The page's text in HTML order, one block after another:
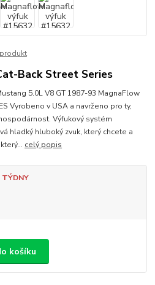
Back Street Series
5.0L V8 GT 1987-93 MagnaFlow
Vyrobeno v USA a navrženo pro ty,
Výfukový systém
hladký hluboký zvuk, který chcete a
celý popis
TÝDNY
košíku